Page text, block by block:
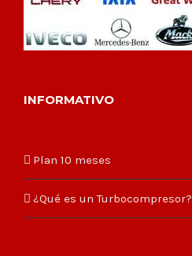
INFORMATIVO
Plan 10 meses
¿Qué es un Turbocompresor?